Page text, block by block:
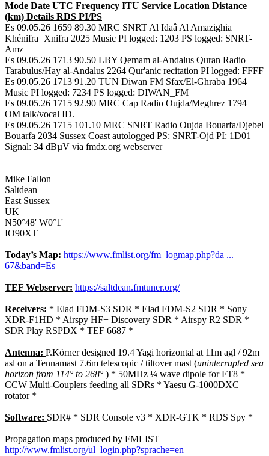
Mode Date UTC Frequency ITU Service Location Distance
(km) Details RDS PI/PS
Es 09.05.26 1659 89.30 MRC SNRT Al Idaâ Al Amazighia
Khénifra=Xnifra 2025 Music PI logged: 1203 PS logged: SNRT-
Amz
Es 09.05.26 1713 90.50 LBY Qemam al-Andalus Quran Radio
Tarabulus/Hay al-Andalus 2264 Qur'anic recitation PI logged: FFFF
Es 09.05.26 1713 91.20 TUN Diwan FM Sfax/El-Ghraba 1964
Music PI logged: 7234 PS logged: DIWAN_FM
Es 09.05.26 1715 92.90 MRC Cap Radio Oujda/Meghrez 1794
OM talk/vocal ID.
Es 09.05.26 1715 101.10 MRC SNRT Radio Oujda Bouarfa/Djebel
Bouarfa 2034 Sussex Coast autologged PS: SNRT-Ojd PI: 1D01
Signal: 34 dBµV via fmdx.org webserver
Mike Fallon
Saltdean
East Sussex
UK
N50°48' W0°1'
IO90XT
Today’s Map: https://www.fmlist.org/fm_logmap.php?da ...
67&band=Es
TEF Webserver: https://saltdean.fmtuner.org/
Receivers: * Elad FDM-S3 SDR * Elad FDM-S2 SDR * Sony
XDR-F1HD * Airspy HF+ Discovery SDR * Airspy R2 SDR *
SDR Play RSPDX * TEF 6687 *
Antenna: P.Körner designed 19.4 Yagi horizontal at 11m agl / 92m
asl on a Tennamast 7.6m telescopic / tiltover mast (uninterrupted sea
horizon from 114° to 268°) * 50MHz ¼ wave dipole for FT8 *
CCW Multi-Couplers feeding all SDRs * Yaesu G-1000DXC
rotator *
Software: SDR# * SDR Console v3 * XDR-GTK * RDS Spy *
Propagation maps produced by FMLIST
http://www.fmlist.org/ul_login.php?sprache=en